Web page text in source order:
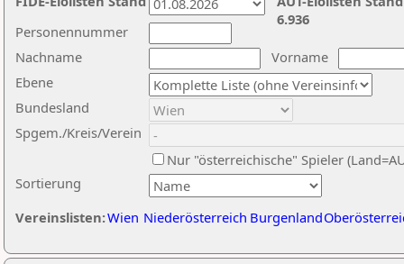
Nachname
Vorname
Ebene
Sortierung
Personennummer
Bundesland
Spgem./Kreis/Verein
Nur "österreichische" Spieler
Vereinslisten:Wien Niederösterreich Burgenland
6.936